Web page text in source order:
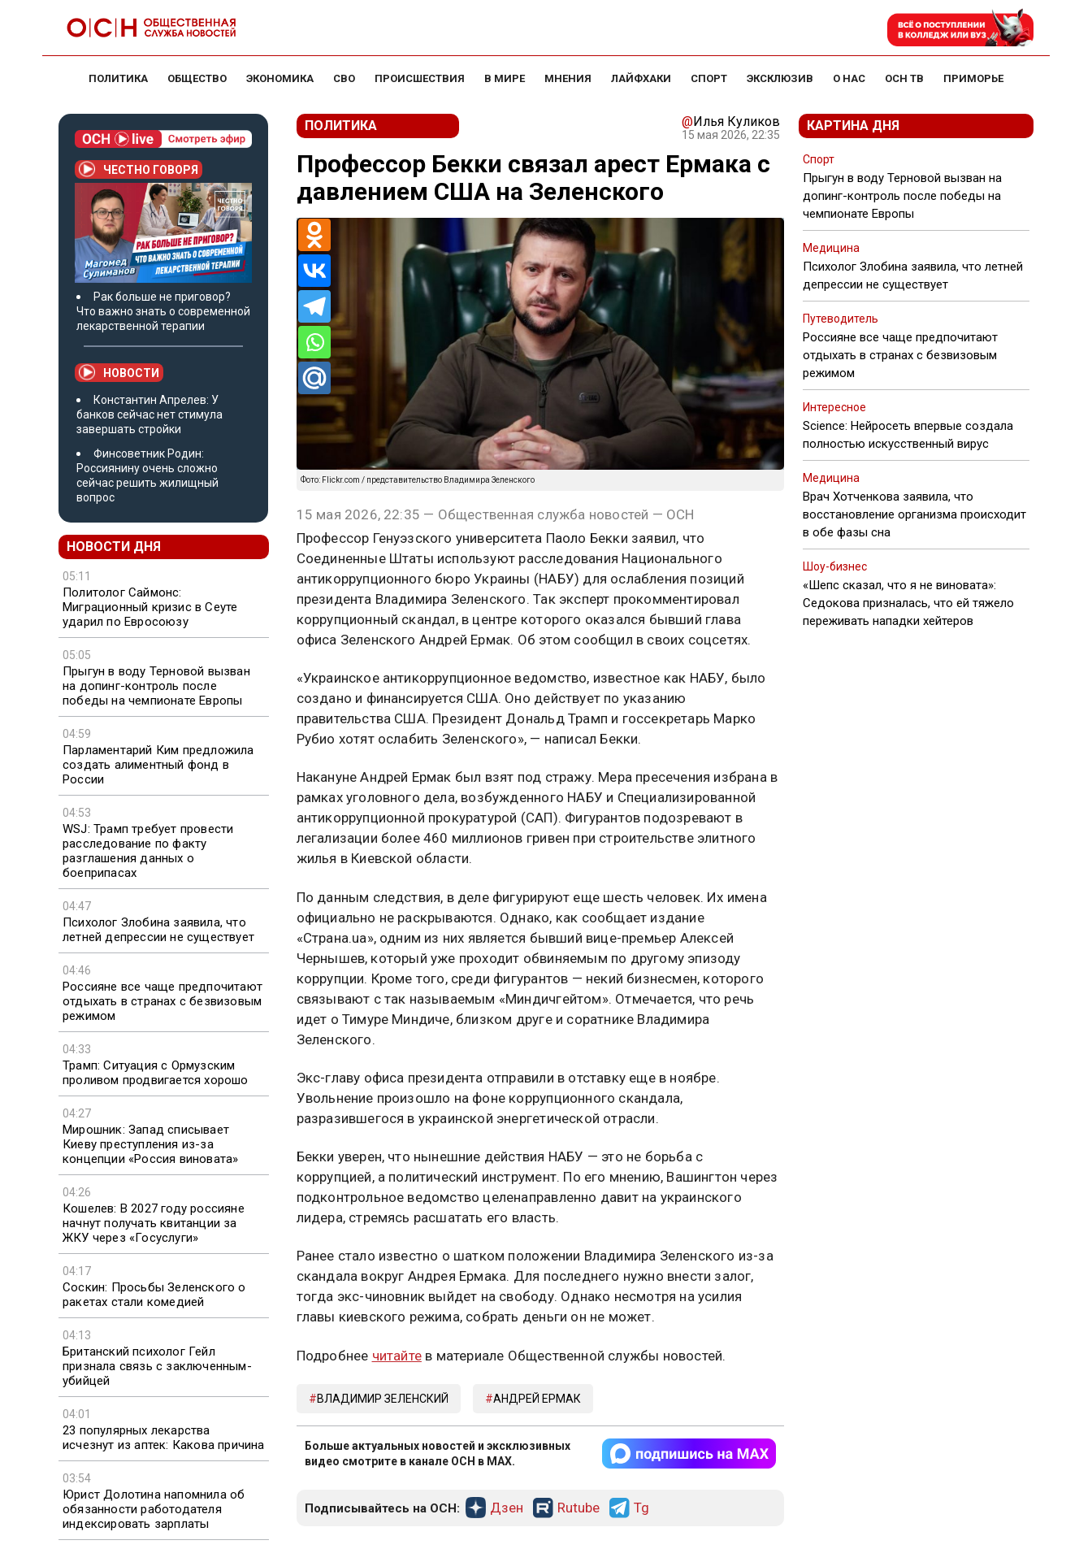
ПОЛИТИКА ОБЩЕСТВО ЭКОНОМИКА СВО ПРОИСШЕСТВИЯ В МИРЕ МНЕНИЯ ЛАЙФХАКИ СПОРТ ЭКСКЛЮЗИВ О НАС ОСН ТВ ПРИМОРЬЕ
ЧЕСТНО ГОВОРЯ
Рак больше не приговор?
Что важно знать о современной
лекарственной терапии
НОВОСТИ
Константин Апрелев: У
банков сейчас нет стимула
завершать стройки
Финсоветник Родин:
Россиянину очень сложно
сейчас решить жилищный
вопрос
НОВОСТИ ДНЯ
05:11
Политолог Саймонс:
Миграционный кризис в Сеуте
ударил по Евросоюзу
05:05
Прыгун в воду Терновой вызван
на допинг-контроль после
победы на чемпионате Европы
04:59
Парламентарий Ким предложила
создать алиментный фонд в
России
04:53
WSJ: Трамп требует провести
расследование по факту
разглашения данных о
боеприпасах
04:47
Психолог Злобина заявила, что
летней депрессии не существует
04:46
Россияне все чаще предпочитают
отдыхать в странах с безвизовым
режимом
04:33
Трамп: Ситуация с Ормузским
проливом продвигается хорошо
04:27
Мирошник: Запад списывает
Киеву преступления из-за
концепции «Россия виновата»
04:26
Кошелев: В 2027 году россияне
начнут получать квитанции за
ЖКУ через «Госуслуги»
04:17
Соскин: Просьбы Зеленского о
ракетах стали комедией
04:13
Британский психолог Гейл
признала связь с заключенным-
убийцей
04:01
23 популярных лекарства
исчезнут из аптек: Какова причина
03:54
Юрист Долотина напомнила об
обязанности работодателя
индексировать зарплаты
ПОЛИТИКА @Илья Куликов
15 мая 2026, 22:35
Профессор Бекки связал арест Ермака с
давлением США на Зеленского
Фото: Flickr.com / представительство Владимира Зеленского
15 мая 2026, 22:35 — Общественная служба новостей — ОСН
Профессор Генуэзского университета Паоло Бекки заявил, что
Соединенные Штаты используют расследования Национального
антикоррупционного бюро Украины (НАБУ) для ослабления позиций
президента Владимира Зеленского. Так эксперт прокомментировал
коррупционный скандал, в центре которого оказался бывший глава
офиса Зеленского Андрей Ермак. Об этом сообщил в своих соцсетях.
«Украинское антикоррупционное ведомство, известное как НАБУ, было
создано и финансируется США. Оно действует по указанию
правительства США. Президент Дональд Трамп и госсекретарь Марко
Рубио хотят ослабить Зеленского», — написал Бекки.
Накануне Андрей Ермак был взят под стражу. Мера пресечения избрана в
рамках уголовного дела, возбужденного НАБУ и Специализированной
антикоррупционной прокуратурой (САП). Фигурантов подозревают в
легализации более 460 миллионов гривен при строительстве элитного
жилья в Киевской области.
По данным следствия, в деле фигурируют еще шесть человек. Их имена
официально не раскрываются. Однако, как сообщает издание
«Страна.ua», одним из них является бывший вице-премьер Алексей
Чернышев, который уже проходит обвиняемым по другому эпизоду
коррупции. Кроме того, среди фигурантов — некий бизнесмен, которого
связывают с так называемым «Миндичгейтом». Отмечается, что речь
идет о Тимуре Миндиче, близком друге и соратнике Владимира
Зеленского.
Экс-главу офиса президента отправили в отставку еще в ноябре.
Увольнение произошло на фоне коррупционного скандала,
разразившегося в украинской энергетической отрасли.
Бекки уверен, что нынешние действия НАБУ — это не борьба с
коррупцией, а политический инструмент. По его мнению, Вашингтон через
подконтрольное ведомство целенаправленно давит на украинского
лидера, стремясь расшатать его власть.
Ранее стало известно о шатком положении Владимира Зеленского из-за
скандала вокруг Андрея Ермака. Для последнего нужно внести залог,
тогда экс-чиновник выйдет на свободу. Однако несмотря на усилия
главы киевского режима, собрать деньги он не может.
Подробнее читайтев материале Общественной службы новостей.
ВЛАДИМИР ЗЕЛЕНСКИЙ АНДРЕЙ ЕРМАК
Больше актуальных новостей и эксклюзивных
видео смотрите в канале ОСН в MAX.
Подписывайтесь на ОСН: Дзен Rutube Tg
КАРТИНА ДНЯ
Спорт
Прыгун в воду Терновой вызван на
допинг-контроль после победы на
чемпионате Европы
Медицина
Психолог Злобина заявила, что летней
депрессии не существует
Путеводитель
Россияне все чаще предпочитают
отдыхать в странах с безвизовым
режимом
Интересное
Science: Нейросеть впервые создала
полностью искусственный вирус
Медицина
Врач Хотченкова заявила, что
восстановление организма происходит
в обе фазы сна
Шоу-бизнес
«Шепс сказал, что я не виновата»:
Седокова призналась, что ей тяжело
переживать нападки хейтеров